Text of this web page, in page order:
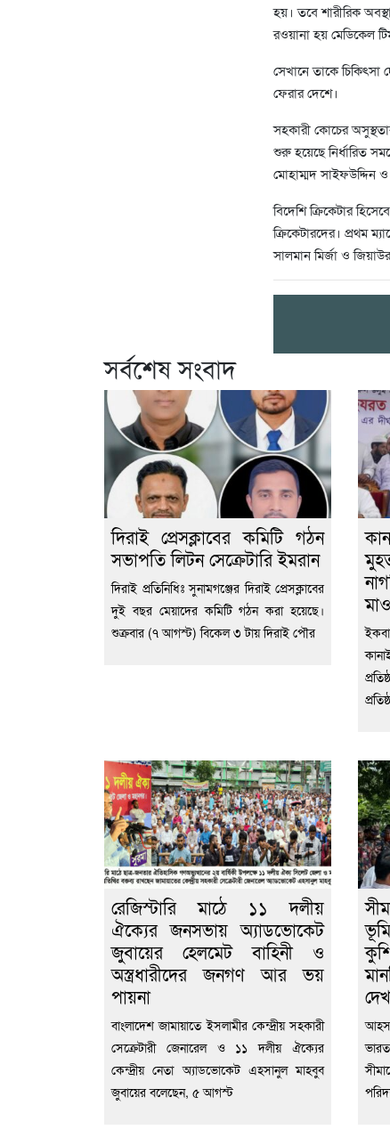
হয়। তবে শারীরিক
রওয়ানা হয় মেডিকেল
সেখানে তাকে চিকিৎসা
ফেরার দেশে।
সহকারী কোচের
শুরু হয়েছে নির্ধারিত
মোহাম্মদ সাইফউদ্দিন ও
বিদেশি ক্রিকেটার
ক্রিকেটারদের। প্রথম
সালমান মির্জা ও
সর্বশেষ সংবাদ
দিরাই প্রেসক্লাবের কমিটি গঠন
সভাপতি লিটন সেক্রেটারি ইমরান
দিরাই প্রতিনিধিঃ সুনামগঞ্জের দিরাই প্রেসক্লাবের
দুই বছর মেয়াদের কমিটি গঠন করা হয়েছে।
শুক্রবার (৭ আগস্ট) বিকেল ৩ টায় দিরাই পৌর
রেজিস্টারি মাঠে ১১ দলীয়
ঐক্যের জনসভায় অ্যাডভোকেট
জুবায়ের হেলমেট বাহিনী ও
অস্ত্রধারীদের জনগণ আর ভয়
পায়না
বাংলাদেশ জামায়াতে ইসলামীর কেন্দ্রীয় সহকারী
সেক্রেটারী জেনারেল ও ১১ দলীয় ঐক্যের
কেন্দ্রীয় নেতা অ্যাডভোকেট এহসানুল মাহবুব
জুবায়ের বলেছেন, ৫ আগস্ট